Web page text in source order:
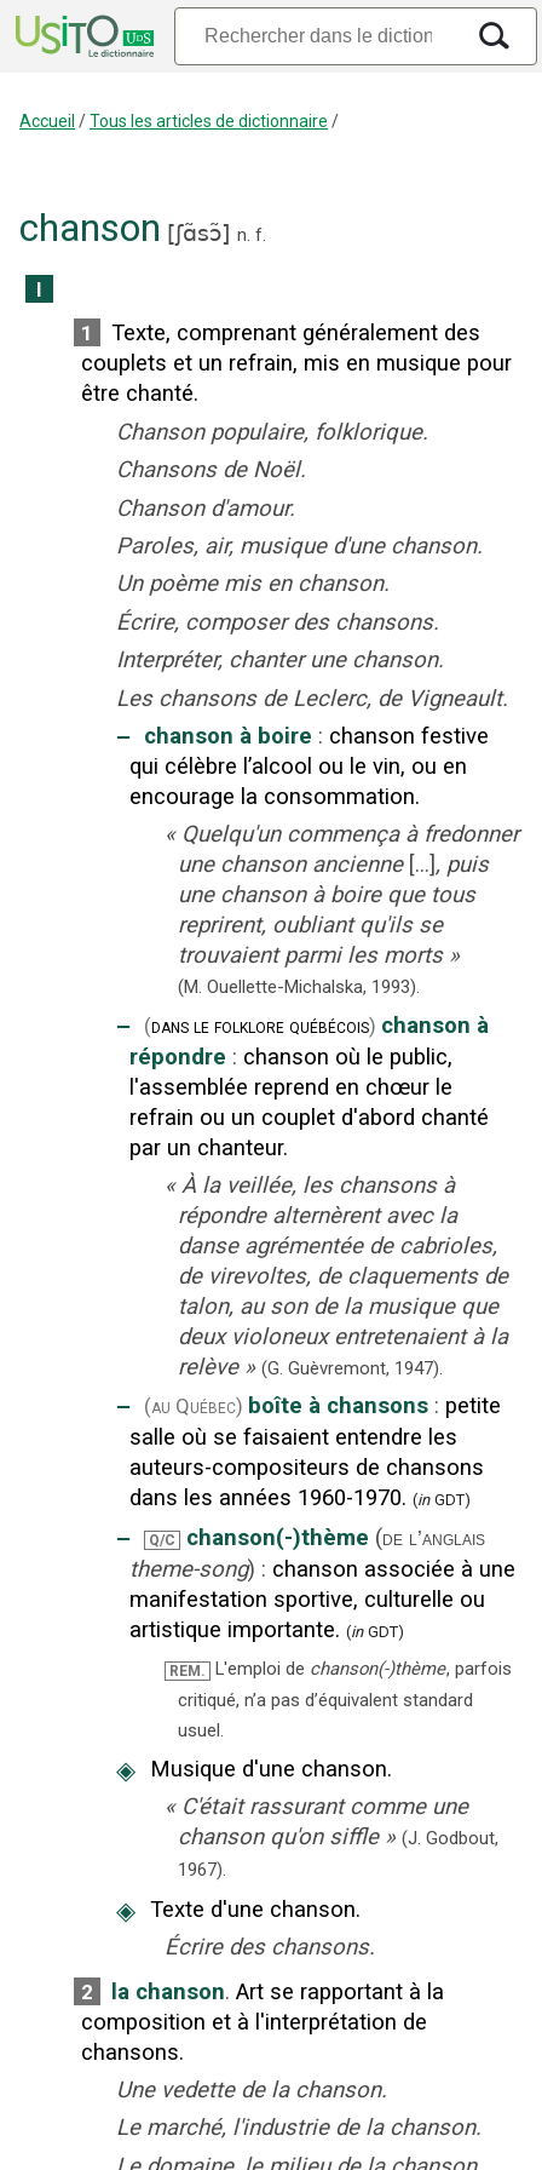
Accueil /Tous les articles de dictionnaire /
chanson [ʃɑ̃sɔ̃] n. f.
I
1
Texte, comprenant généralement des
couplets et un refrain, mis en musique pour
être chanté.
Chanson populaire, folklorique.
Chansons de Noël.
Chanson d'amour.
Paroles, air, musique d'une chanson.
Un poème mis en chanson.
Écrire, composer des chansons.
Interpréter, chanter une chanson.
Les chansons de Leclerc, de Vigneault.
‒ chanson à boire : chanson festive
qui célèbre l’alcool ou le vin, ou en
encourage la consommation.
« Quelqu'un commença à fredonner
une chanson ancienne [...], puis
une chanson à boire que tous
reprirent, oubliant qu'ils se
trouvaient parmi les morts »
(M. Ouellette-Michalska, 1993).
‒ (dans le folklore québécois) chanson à
répondre : chanson où le public,
l'assemblée reprend en chœur le
refrain ou un couplet d'abord chanté
par un chanteur.
« À la veillée, les chansons à
répondre alternèrent avec la
danse agrémentée de cabrioles,
de virevoltes, de claquements de
talon, au son de la musique que
deux violoneux entretenaient à la
relève » (G. Guèvremont, 1947).
‒ (au Québec) boîte à chansons : petite
salle où se faisaient entendre les
auteurs-compositeurs de chansons
dans les années 1960-1970. (in GDT)
‒ Q/C chanson(-)thème (de l’anglais
theme-song) : chanson associée à une
manifestation sportive, culturelle ou
artistique importante. (in GDT)
REM. L'emploi de chanson(-)thème, parfois
critiqué, n’a pas d’équivalent standard
usuel.
◈
Musique d'une chanson.
« C'était rassurant comme une
chanson qu'on siffle » (J. Godbout,
1967).
◈ Texte d'une chanson.
Écrire des chansons.
2 la chanson. Art se rapportant à la
composition et à l'interprétation de
chansons.
Une vedette de la chanson.
Le marché, l'industrie de la chanson.